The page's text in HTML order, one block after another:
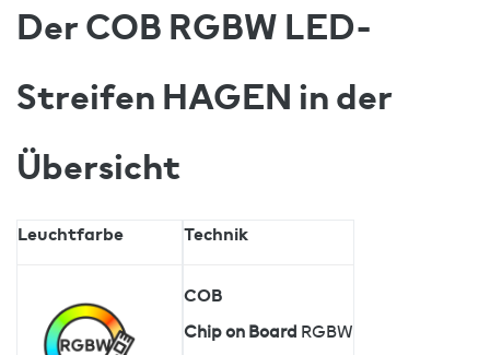
Der COB RGBW LED-
Streifen HAGEN in der
Übersicht
Leuchtfarbe Technik
COB
Chip on Board RGBW